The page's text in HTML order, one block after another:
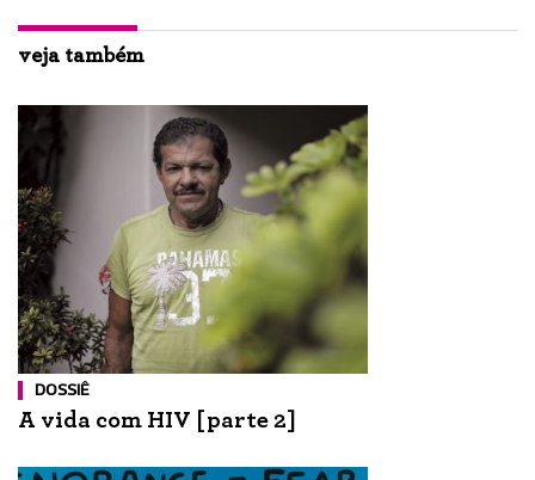
veja também
DOSSIÊ
A vida com HIV [parte 2]